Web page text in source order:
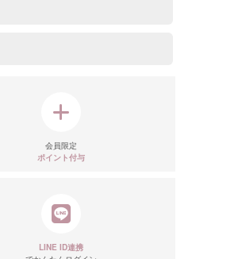
会員限定
ポイント付与
LINE ID連携